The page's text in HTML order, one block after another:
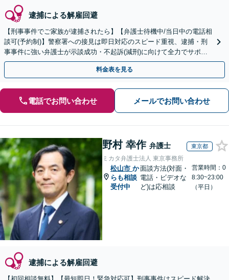
逮捕による解雇回避
【刑事事件でご家族が逮捕されたら】【弁護士待機中/当日中の電話相
談可(予約制)】警察署への接見は即日対応のスピード重視、逮捕・刑
事事件に強い弁護士が示談成功・不起訴(減刑)に向けて全力でサポー
トします。【加害者側の相談専門】
料金表を見る
電話でお問い合わせ メールでお問い合わせ
野村 幸作 弁護士 東京都
ミカタ弁護士法人 東京事務所
松山市 か
らも相談
受付中
面談方法(対面・
電話・ビデオな
ど)は応相談
営業時間：0
8:30~23:00
（平日）
逮捕による解雇回避